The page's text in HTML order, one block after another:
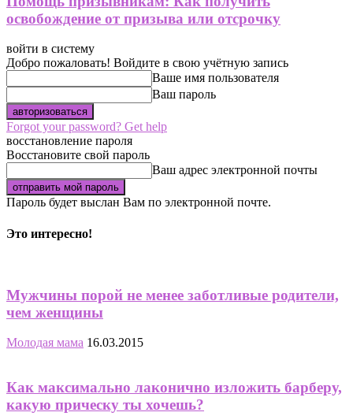
освобождение от призыва или отсрочку
войти в систему
Добро пожаловать! Войдите в свою учётную запись
Ваше имя пользователя
Ваш пароль
Forgot your password? Get help
восстановление пароля
Восстановите свой пароль
Ваш адрес электронной почты
Пароль будет выслан Вам по электронной почте.
Это интересно!
Мужчины порой не менее заботливые родители,
чем женщины
Молодая мама 16.03.2015
Как максимально лаконично изложить барберу,
какую прическу ты хочешь?